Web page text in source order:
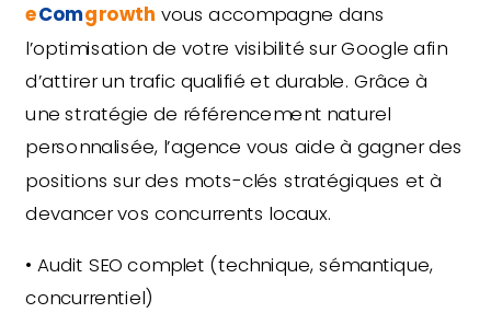
eComgrowth vous accompagne dans
l’optimisation de votre visibilité sur Google afin
d’attirer un trafic qualifié et durable. Grâce à
une stratégie de référencement naturel
personnalisée, l’agence vous aide à gagner des
positions sur des mots-clés stratégiques et à
devancer vos concurrents locaux.
• Audit SEO complet (technique, sémantique,
concurrentiel)